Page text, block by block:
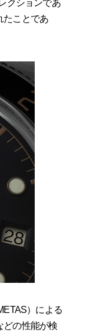
クションであ
たことであ
）による
どの性能が検